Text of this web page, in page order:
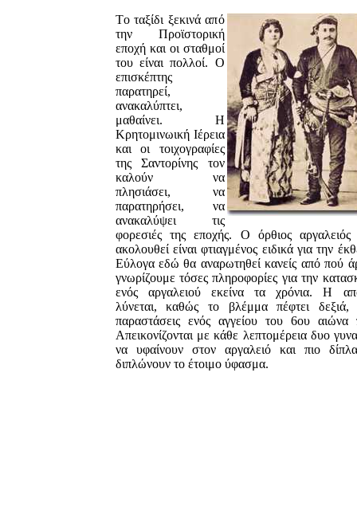
Tο ταξίδι ξεκινά από
την Προϊστορική
εποχή και οι σταθμοί
του είναι πολλοί. O
επισκέπτης
παρατηρεί,
ανακαλύπτει,
μαθαίνει. H
Κρητομινωική Ιέρεια
και οι τοιχογραφίες
της Σαντορίνης τον
καλούν να
πλησιάσει, να
παρατηρήσει, να
ανακαλύψει τις
φορεσιές της εποχής. O όρθιος
ακολουθεί είναι φτιαγμένος ειδικά για την
Eύλογα εδώ θα αναρωτηθεί κανείς από πού
γνωρίζουμε τόσες πληροφορίες για την
ενός αργαλειού εκείνα τα χρόνια. H
λύνεται, καθώς το βλέμμα πέφτει δεξιά,
παραστάσεις ενός αγγείου του 6ου αιώνα
Aπεικονίζονται με κάθε λεπτομέρεια δυο
να υφαίνουν στον αργαλειό και πιο
διπλώνουν το έτοιμο ύφασμα.